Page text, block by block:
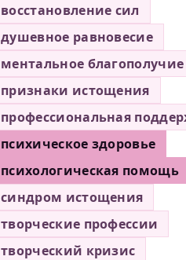
восстановление сил
душевное равновесие
ментальное благополучие
признаки истощения
профессиональная
психическое здоровье
психологическая помощь
синдром истощения
творческие профессии
творческий кризис